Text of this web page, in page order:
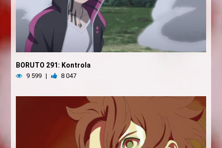
BORUTO 291: Kontrola
9 599 | 8 047